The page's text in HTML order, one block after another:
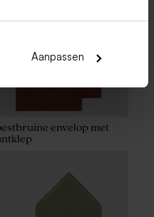
Aanpassen
envelop met